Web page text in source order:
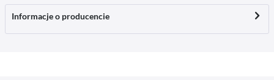
Informacje o producencie